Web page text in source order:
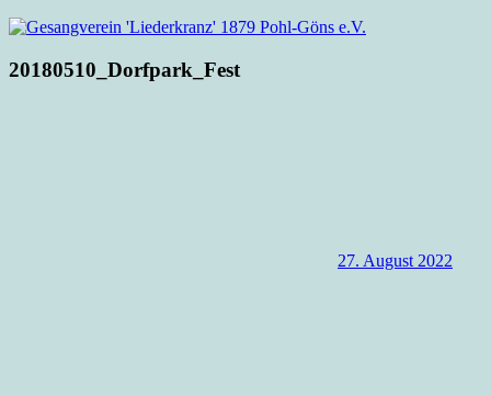
20180510_Dorfpark_Fest
27. August 2022